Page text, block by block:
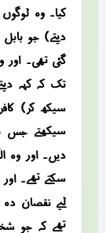
کیا۔ وہ
دیتے) جو
گئی تھی۔
تک کہ کہہ
سیکھ کر)
سیکھتے جس
دیں۔ اور وہ
سکتے تھے۔
لیے نقصان دہ
تھے کہ جو